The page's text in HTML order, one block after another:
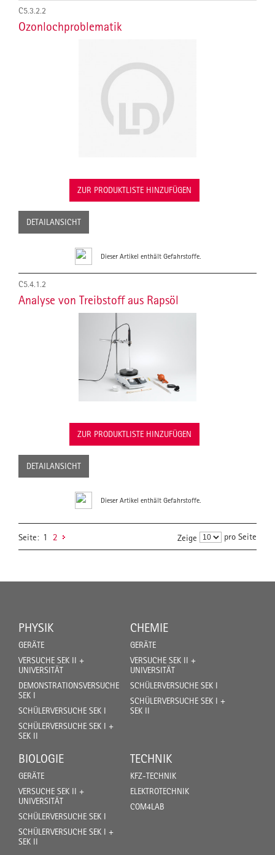
C5.3.2.2
Ozonlochproblematik
ZUR PRODUKTLISTE HINZUFÜGEN
DETAILANSICHT
Dieser Artikel enthält Gefahrstoffe.
C5.4.1.2
Analyse von Treibstoff aus Rapsöl
ZUR PRODUKTLISTE HINZUFÜGEN
DETAILANSICHT
Dieser Artikel enthält Gefahrstoffe.
Seite: 1 2 Zeige pro Seite
PHYSIK
GERÄTE
VERSUCHE SEK II +
UNIVERSITÄT
DEMONSTRATIONSVERSUCHE
SEK I
SCHÜLERVERSUCHE SEK I
SCHÜLERVERSUCHE SEK I +
SEK II
CHEMIE
GERÄTE
VERSUCHE SEK II +
UNIVERSITÄT
SCHÜLERVERSUCHE SEK I
SCHÜLERVERSUCHE SEK I +
SEK II
BIOLOGIE
GERÄTE
VERSUCHE SEK II +
UNIVERSITÄT
SCHÜLERVERSUCHE SEK I
SCHÜLERVERSUCHE SEK I +
SEK II
TECHNIK
KFZ-TECHNIK
ELEKTROTECHNIK
COM4LAB